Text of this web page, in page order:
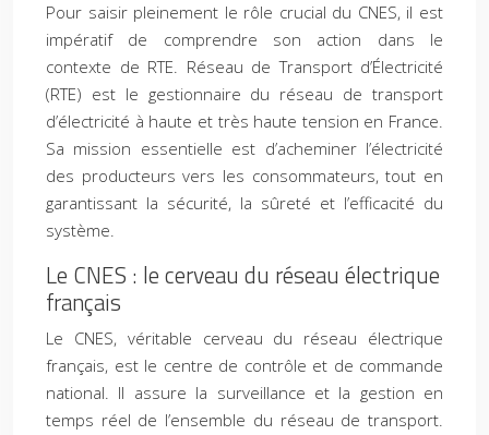
Pour saisir pleinement le rôle crucial du CNES, il est
impératif de comprendre son action dans le
contexte de RTE. Réseau de Transport d’Électricité
(RTE) est le gestionnaire du réseau de transport
d’électricité à haute et très haute tension en France.
Sa mission essentielle est d’acheminer l’électricité
des producteurs vers les consommateurs, tout en
garantissant la sécurité, la sûreté et l’efficacité du
système.
Le CNES : le cerveau du réseau électrique
français
Le CNES, véritable cerveau du réseau électrique
français, est le centre de contrôle et de commande
national. Il assure la surveillance et la gestion en
temps réel de l’ensemble du réseau de transport.